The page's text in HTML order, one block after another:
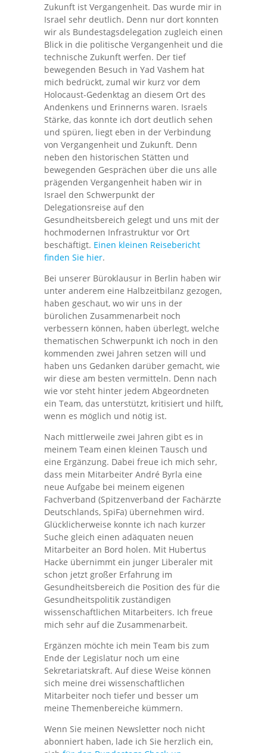
Zukunft ist Vergangenheit. Das wurde mir in
Israel sehr deutlich. Denn nur dort konnten
wir als Bundestagsdelegation zugleich einen
Blick in die politische Vergangenheit und die
technische Zukunft werfen. Der tief
bewegenden Besuch in Yad Vashem hat
mich bedrückt, zumal wir kurz vor dem
Holocaust-Gedenktag an diesem Ort des
Andenkens und Erinnerns waren. Israels
Stärke, das konnte ich dort deutlich sehen
und spüren, liegt eben in der Verbindung
von Vergangenheit und Zukunft. Denn
neben den historischen Stätten und
bewegenden Gesprächen über die uns alle
prägenden Vergangenheit haben wir in
Israel den Schwerpunkt der
Delegationsreise auf den
Gesundheitsbereich gelegt und uns mit der
hochmodernen Infrastruktur vor Ort
beschäftigt. Einen kleinen Reisebericht
finden Sie hier.
Bei unserer Büroklausur in Berlin haben wir
unter anderem eine Halbzeitbilanz gezogen,
haben geschaut, wo wir uns in der
bürolichen Zusammenarbeit noch
verbessern können, haben überlegt, welche
thematischen Schwerpunkt ich noch in den
kommenden zwei Jahren setzen will und
haben uns Gedanken darüber gemacht, wie
wir diese am besten vermitteln. Denn nach
wie vor steht hinter jedem Abgeordneten
ein Team, das unterstützt, kritisiert und hilft,
wenn es möglich und nötig ist.
Nach mittlerweile zwei Jahren gibt es in
meinem Team einen kleinen Tausch und
eine Ergänzung. Dabei freue ich mich sehr,
dass mein Mitarbeiter André Byrla eine
neue Aufgabe bei meinem eigenen
Fachverband (Spitzenverband der Fachärzte
Deutschlands, SpiFa) übernehmen wird.
Glücklicherweise konnte ich nach kurzer
Suche gleich einen adäquaten neuen
Mitarbeiter an Bord holen. Mit Hubertus
Hacke übernimmt ein junger Liberaler mit
schon jetzt großer Erfahrung im
Gesundheitsbereich die Position des für die
Gesundheitspolitik zuständigen
wissenschaftlichen Mitarbeiters. Ich freue
mich sehr auf die Zusammenarbeit.
Ergänzen möchte ich mein Team bis zum
Ende der Legislatur noch um eine
Sekretariatskraft. Auf diese Weise können
sich meine drei wissenschaftlichen
Mitarbeiter noch tiefer und besser um
meine Themenbereiche kümmern.
Wenn Sie meinen Newsletter noch nicht
abonniert haben, lade ich Sie herzlich ein,